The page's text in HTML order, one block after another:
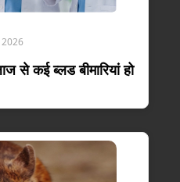
से कई ब्लड बीमारियां हो